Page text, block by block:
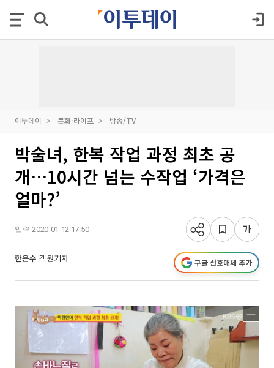
이투데이 문화·라이프 방송/TV
박술녀, 한복 작업 과정 최초 공
개…10시간 넘는 수작업 ‘가격은
얼마?’
입력 2020-01-12 17:50
한은수 객원기자 구글 선호매체 추가